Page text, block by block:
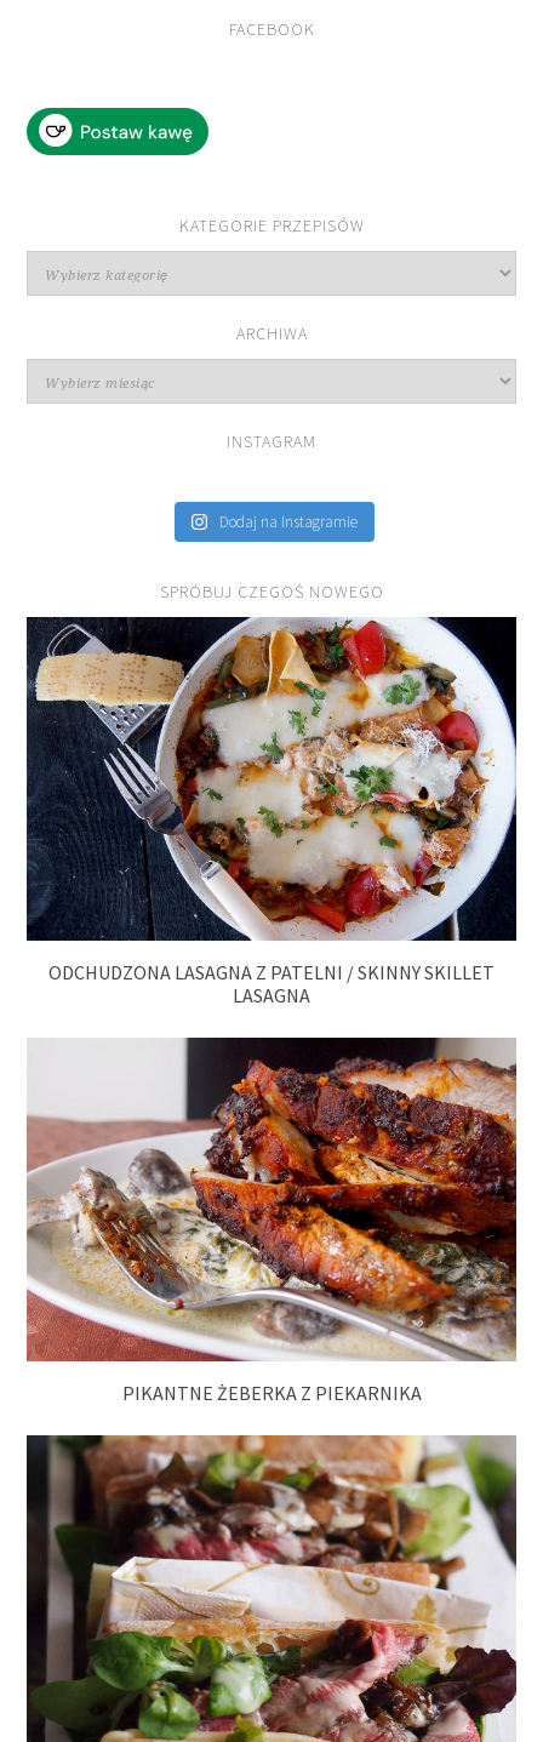
FACEBOOK
KATEGORIE PRZEPISÓW
przepisów
ARCHIWA
INSTAGRAM
Dodaj na Instagramie
SPRÓBUJ CZEGOŚ NOWEGO
ODCHUDZONA LASAGNA Z PATELNI / SKINNY SKILLET
LASAGNA
PIKANTNE ŻEBERKA Z PIEKARNIKA